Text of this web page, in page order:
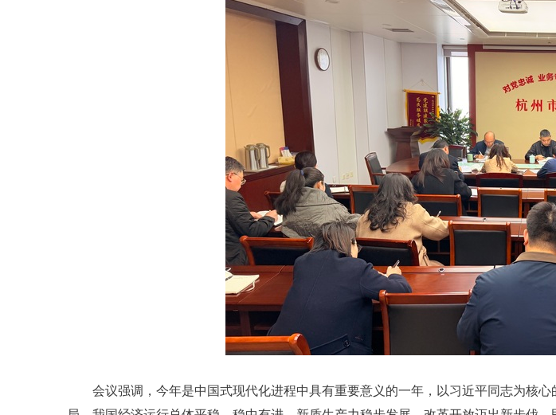
会议强调，今年是中国式现代化进程中具有重要意义的一年，以习近平同志为核